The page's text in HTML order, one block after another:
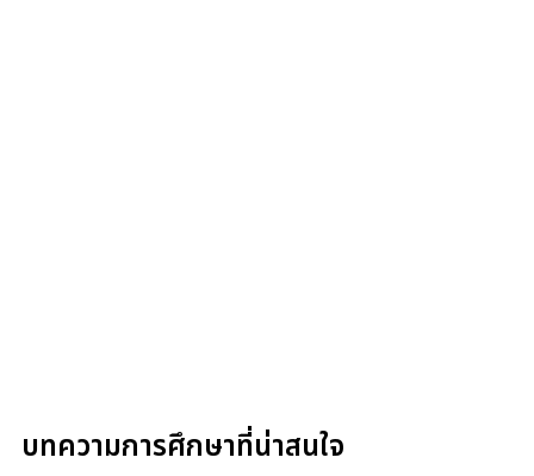
บทความการศึกษาที่น่าสนใจ